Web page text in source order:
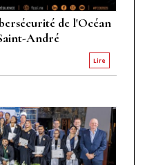
de l'Océan
André
Lire